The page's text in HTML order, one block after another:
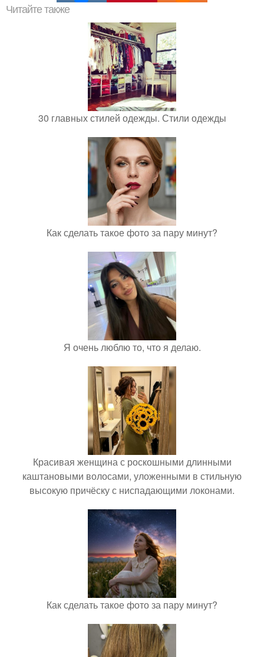
Читайте также
30 главных стилей одежды. Стили одежды
Как сделать такое фото за пару минут?
Я очень люблю то, что я делаю.
Красивая женщина с роскошными длинными
каштановыми волосами, уложенными в стильную
высокую причёску с ниспадающими локонами.
Как сделать такое фото за пару минут?